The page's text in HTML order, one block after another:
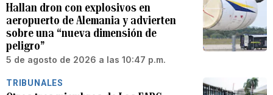
Hallan dron con explosivos en
aeropuerto de Alemania y advierten
sobre una “nueva dimensión de
peligro”
5 de agosto de 2026 a las 10:47 p.m.
TRIBUNALES